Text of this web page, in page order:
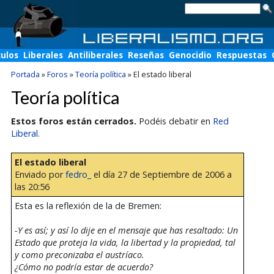
Liberales Antiliberales Reseñas Genocidio Respuestas
Portada »Foros »Teoría política »El estado liberal
Teoría política
Estos foros están cerrados. Podéis debatir en Red
Liberal.
El estado liberal
Enviado porfedro_ el día 27 de Septiembre de 2006 a
las 20:56
Esta es la reflexión de la de Bremen:
-Y es así; y así lo dije en el mensaje que has resaltado: Un
Estado que proteja la vida, la libertad y la propiedad, tal
y como preconizaba el austríaco.
¿Cómo no podría estar de acuerdo?